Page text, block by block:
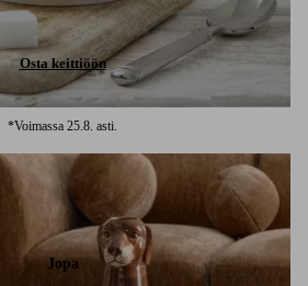
Osta keittiöön
*Voimassa 25.8. asti.
Jopa